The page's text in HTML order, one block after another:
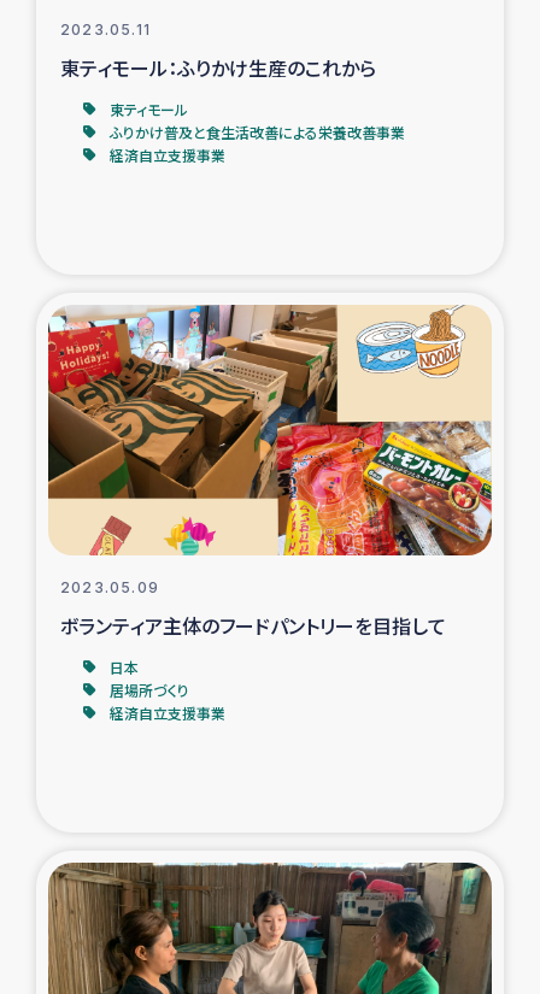
レバノンでのシリア難民への教育支援事業
神原ゼミxパルシック
石巻市街地在宅被災者支援
復興応援隊の活動
仮設住宅生活支援・農業復興支援
漁業復興支援
インターン・ボランティア日誌
ガザ地区における羊の畜産支援
ガザ地区での公園の緑化を通じた支援事業
2023.05.11
東ティモール：ふりかけ生産のこれから
東ティモール
ふりかけ普及と食生活改善による栄養改善事業
経済自立支援事業
2023.05.09
ボランティア主体のフードパントリーを目指して
日本
居場所づくり
経済自立支援事業